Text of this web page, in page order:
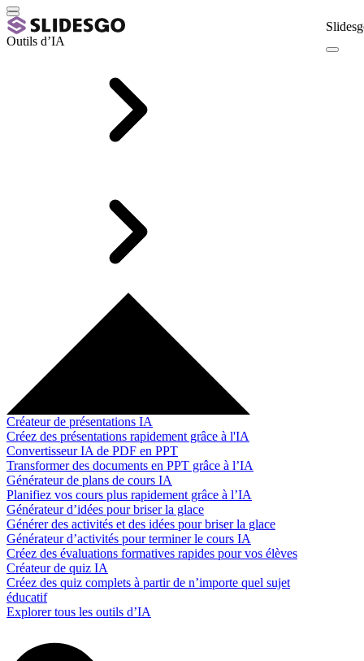
Outils d’IA
Créateur de présentations IA
Créez des présentations rapidement grâce à l'IA
Convertisseur IA de PDF en PPT
Transformer des documents en PPT grâce à l’IA
Générateur de plans de cours IA
Planifiez vos cours plus rapidement grâce à l’IA
Générateur d’idées pour briser la glace
Générer des activités et des idées pour briser la glace
Générateur d’activités pour terminer le cours IA
Créez des évaluations formatives rapides pour vos élèves
Créateur de quiz IA
Créez des quiz complets à partir de n’importe quel sujet
éducatif
Explorer tous les outils d’IA